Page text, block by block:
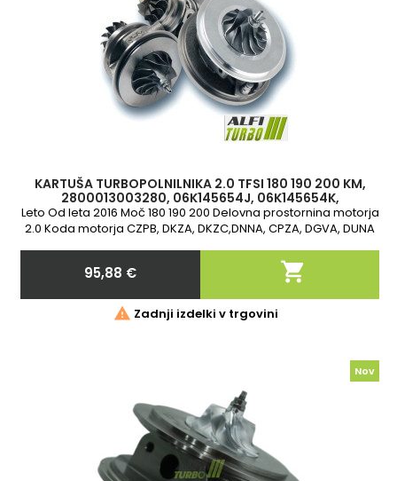
KARTUŠA TURBOPOLNILNIKA 2.0 TFSI 180 190 200 KM,
2800013003280, 06K145654J, 06K145654K,
06K145654L, 06K145654M, 06K145654G, 06K1
Leto Od leta 2016 Moč 180 190 200 Delovna prostornina motorja
2.0 Koda motorja CZPB, DKZA, DKZC,DNNA, CPZA, DGVA, DUNA
Cena
95,88 € 
 Zadnji izdelki v trgovini
Nov